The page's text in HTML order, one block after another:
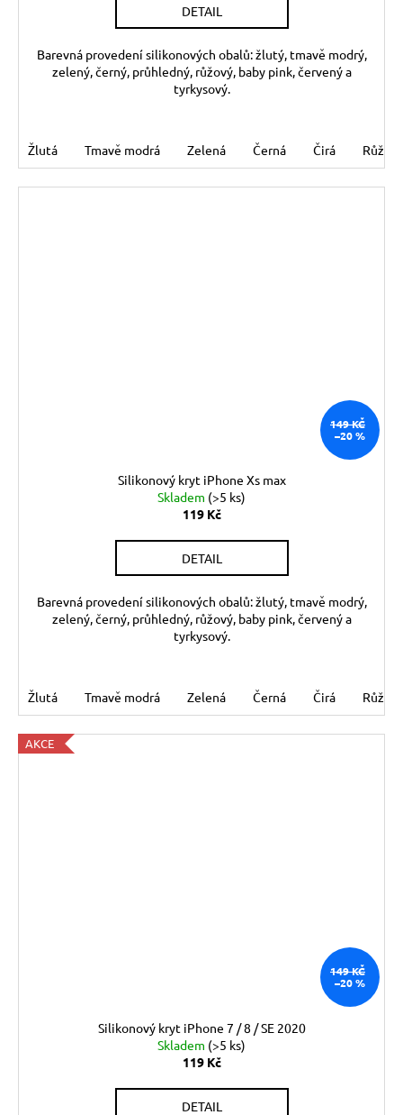
DETAIL
Barevná provedení silikonových obalů: žlutý, tmavě modrý,
zelený, černý, průhledný, růžový, baby pink, červený a
tyrkysový.
Žlutá Tmavě modrá Zelená Černá Čirá Růžová
149 KČ
–20 %
Silikonový kryt iPhone Xs max
Skladem (>5 ks)
119 Kč
DETAIL
Barevná provedení silikonových obalů: žlutý, tmavě modrý,
zelený, černý, průhledný, růžový, baby pink, červený a
tyrkysový.
Žlutá Tmavě modrá Zelená Černá Čirá Růžová
AKCE
149 KČ
–20 %
Silikonový kryt iPhone 7 / 8 / SE 2020
Skladem (>5 ks)
119 Kč
DETAIL